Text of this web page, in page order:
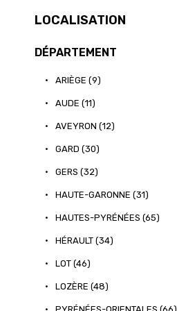
LOCALISATION
DÉPARTEMENT
• ARIÈGE (9)
• AUDE (11)
• AVEYRON (12)
• GARD (30)
• GERS (32)
• HAUTE-GARONNE (31)
• HAUTES-PYRÉNÉES (65)
• HÉRAULT (34)
• LOT (46)
• LOZÈRE (48)